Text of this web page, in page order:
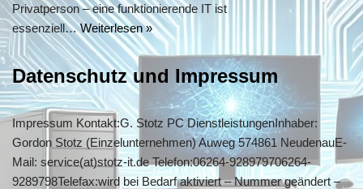
Privatperson – eine funktionierende IT ist
essenziell…Weiterlesen »
Datenschutz und Impressum
Impressum Kontakt:G. Stotz PC DienstleistungenInhaber:
Gordon Stotz (Einzelunternehmen) Auweg 574861 NeudenauE-
Mail: service(at)stotz-it.de Telefon:06264-928979706264-
9289798Telefax:wird bei Bedarf aktiviert – Nummer geändert –